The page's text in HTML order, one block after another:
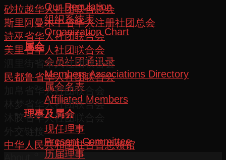
Our Regulation
组织系统表
Organization Chart
属会
会员社团通讯录
Members Associations Directory
属会名表
Affiliated Members
理事及属会
现任理事
Present Committee
历届理事
砂拉越华人社团联合总会
斯里阿曼木中省华人注册社团总会
诗巫省华人社团联合会
美里省华人社团联合会
泗里街省华人社团联合会
民都鲁省华人社团联合会
加帛省华人社团联合会
林梦省华人社团联合会
沐胶省华人社团联合会
中华人民共和国驻古晋总领馆